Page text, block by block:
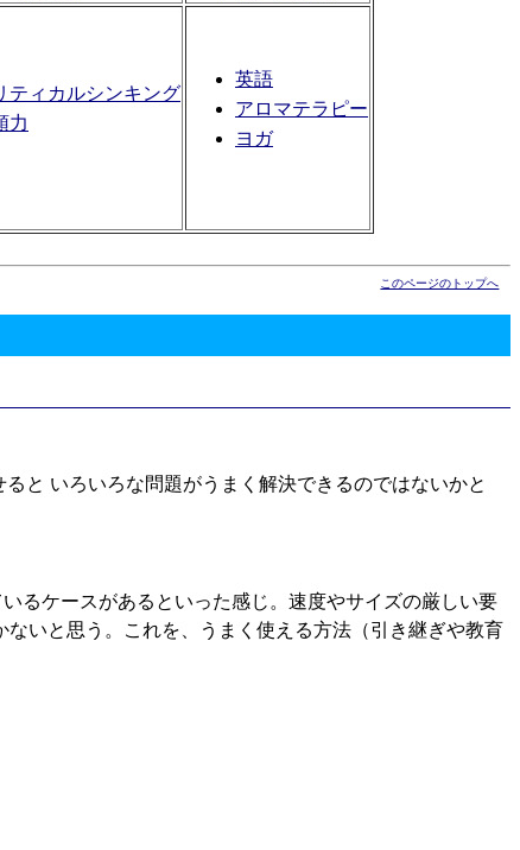
ティカルシンキング
力
英語
アロマテラピー
ヨガ
このページのトップへ
ると いろいろな問題がうまく解決できるのではないかと
るケースがあるといった感じ。速度やサイズの厳しい要
いと思う。これを、うまく使える方法（引き継ぎや教育